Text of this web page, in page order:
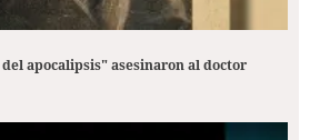
apocalipsis" asesinaron al doctor